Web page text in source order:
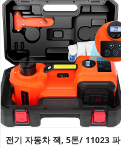
전기 자동차 잭, 5톤/ 11023 파